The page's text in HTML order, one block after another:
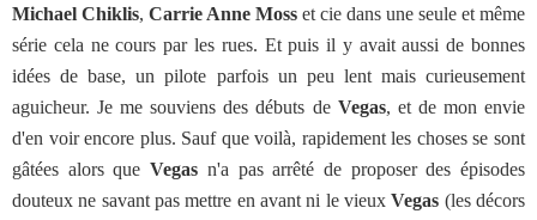
Michael Chiklis, Carrie Anne Moss et cie dans une seule et même
série cela ne cours par les rues. Et puis il y avait aussi de bonnes
idées de base, un pilote parfois un peu lent mais curieusement
aguicheur. Je me souviens des débuts de Vegas, et de mon envie
d'en voir encore plus. Sauf que voilà, rapidement les choses se sont
gâtées alors queVegas n'a pas arrêté de proposer des épisodes
douteux ne savant pas mettre en avant ni le vieuxVegas (les décors